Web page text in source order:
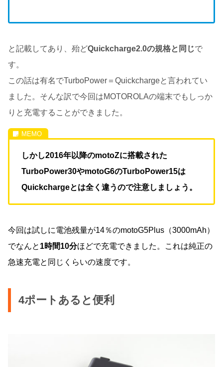
と記載してあり、殆どQuickcharge2.0の規格と同じで
す。
この話は有名でTurboPower＝Quickchargeと言われてい
ました。そんな訳で今回はMOTOROLAの端末でもしっか
りと充電することができました。
しかし2016年以降のmotoZに搭載された
TurboPower30やmotoG6のTurboPower15は
Quickchargeとは全く違うので注意しましょう。
今回は試しに電池残量が14％のmotoG5Plus（3000mAh）
でなんと 1時間10分ほどで充電できました。これは純正の
急速充電と同じくらいの速度です。
4ポートあると便利